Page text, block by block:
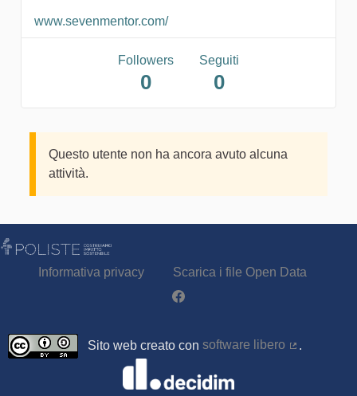
www.sevenmentor.com/
Followers
0
Seguiti
0
Questo utente non ha ancora avuto alcuna
attività.
Informativa privacy
Scarica i file Open Data
Partecipa - Poliste su Facebook
Sito web creato con software libero
.